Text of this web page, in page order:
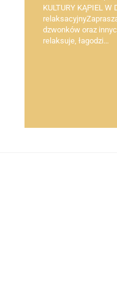
KULTURY KĄPIEL
dzwonków oraz
relaksuje, łagodzi…